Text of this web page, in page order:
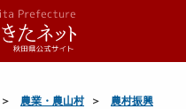
農業・農山村
農村振興